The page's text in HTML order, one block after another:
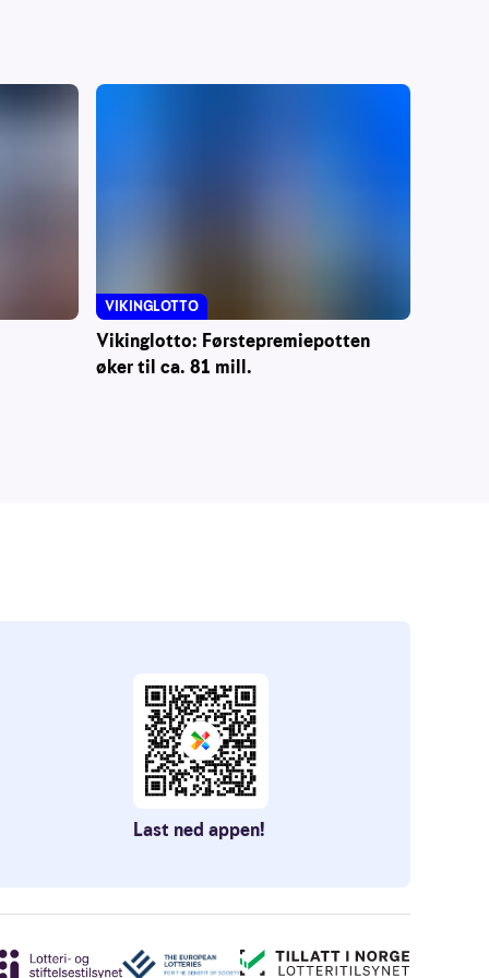
Vikinglotto: Førstepremiepotten
øker til ca. 81 mill.
VIKINGLOTTO
Last ned appen!